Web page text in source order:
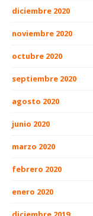
diciembre 2020
noviembre 2020
octubre 2020
septiembre 2020
agosto 2020
junio 2020
marzo 2020
febrero 2020
enero 2020